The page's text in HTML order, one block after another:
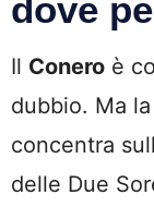
dove
Il Conero è
dubbio. Ma
concentra
delle Due